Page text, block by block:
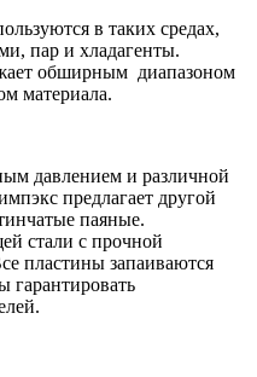
в таких средах,
пар и хладагенты.
обширным диапазоном
материала.
давлением и различной
предлагает другой
паяные.
стали с прочной
пластины запаиваются
гарантировать